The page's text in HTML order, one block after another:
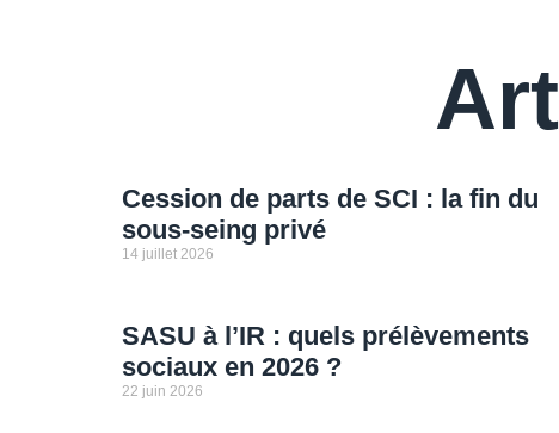
Cession de parts de SCI : la fin du
sous-seing privé
14 juillet 2026
SASU à l’IR : quels prélèvements
sociaux en 2026 ?
22 juin 2026